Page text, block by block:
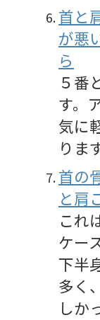
首と
が悪
ら
５番
す。
気に
りま
首の
と
これ
ケー
下半
多く
しか